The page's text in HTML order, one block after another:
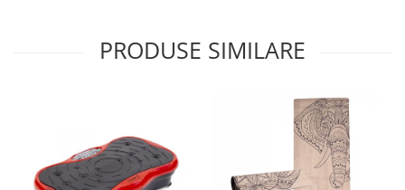
PRODUSE SIMILARE